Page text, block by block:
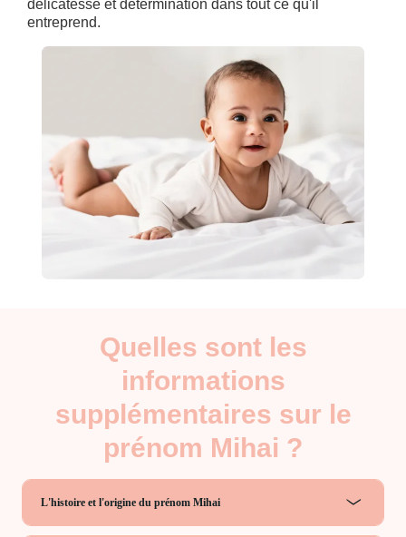
délicatesse et détermination dans tout ce qu'il
entreprend.
Quelles sont les
informations
supplémentaires sur le
prénom Mihai ?
L'histoire et l'origine du prénom Mihai